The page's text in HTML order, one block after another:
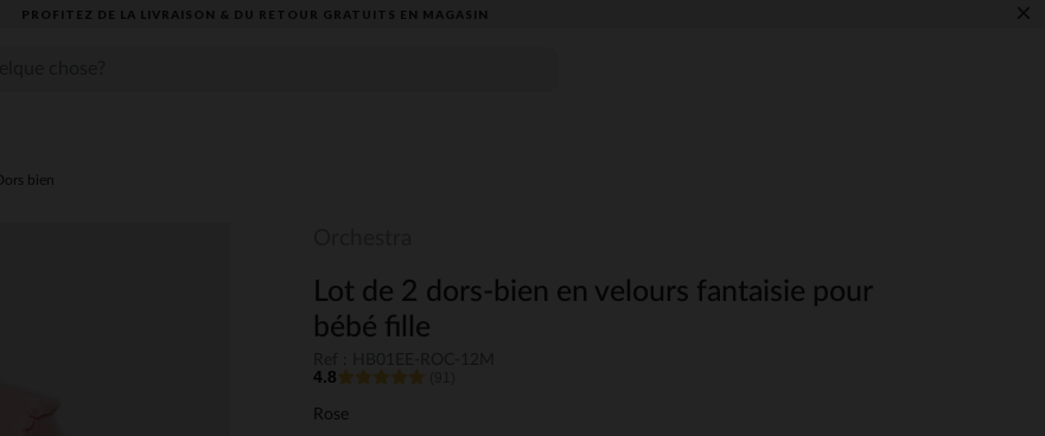
PROFITEZ DE LA LIVRAISON & DU RETOUR GRATUITS EN MAGASIN​ ×
Dors bien
Lot de 2 dors-bien en velours fantaisie pour
bébé fille
4.8
Rose